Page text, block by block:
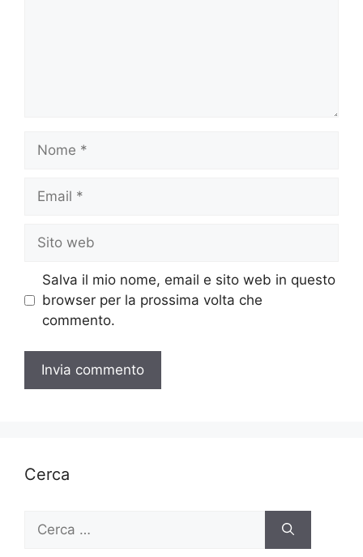
web
Salva il mio nome, email e sito web in questo
browser per la prossima volta che
commento.
Cerca
Ricerca